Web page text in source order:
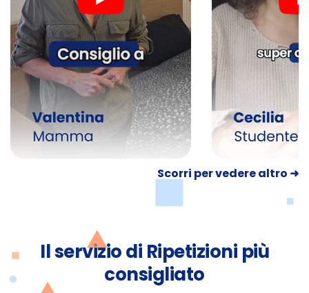
Scorri per vedere altro ➜
Il servizio di Ripetizioni più
consigliato